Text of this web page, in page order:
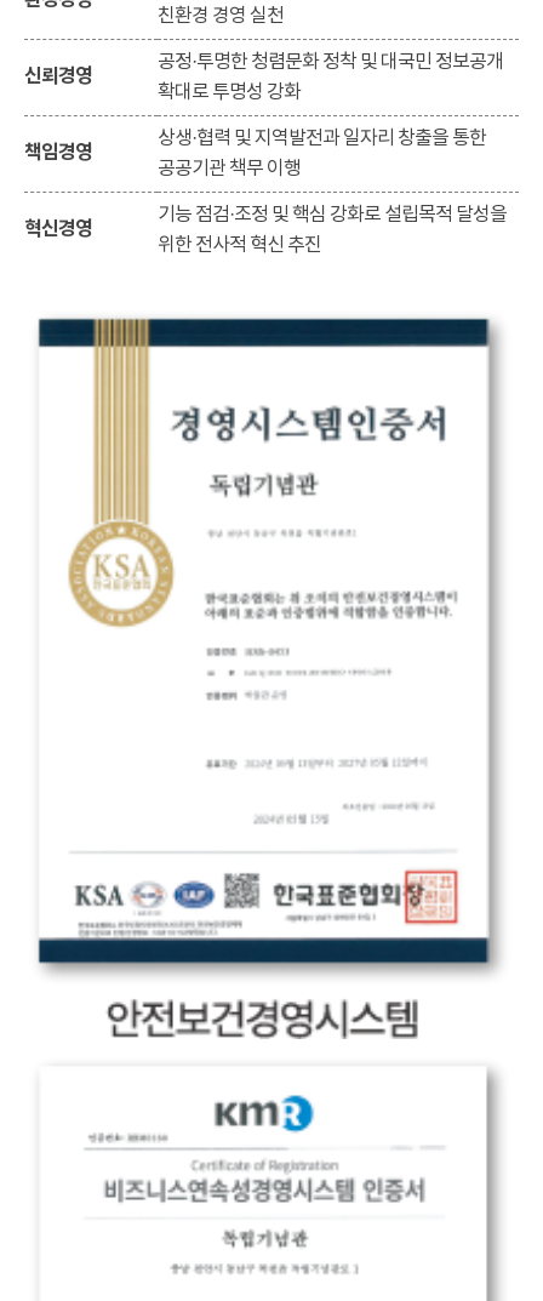
친환경 경영 실천
신뢰경영
공정·투명한 청렴문화 정착 및 대국민 정보공개
확대로 투명성 강화
책임경영
상생·협력 및 지역발전과 일자리 창출을 통한
공공기관 책무 이행
혁신경영
기능 점검·조정 및 핵심 강화로 설립목적 달성을
위한 전사적 혁신 추진